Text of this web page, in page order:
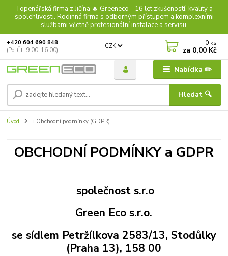
Topenářská firma z Jičína 🔥 Greeneco - 16 let zkušeností, kvality a
spolehlivosti. Rodinná firma s odborným přístupem a komplexními
službami včetně profesionální instalace a servisu.
Nabídka ✏️
CZK
Hledat 🔍
+420 604 690 848
(Po-Čt: 9:00-16:00)
0 ks
za 0,00 Kč
Úvod ℹ︎ Obchodní podmínky (GDPR)
OBCHODNÍ PODMÍNKY a GDPR
společnost s.r.o
Green Eco s.r.o.
se sídlem Petržílkova 2583/13, Stodůlky
(Praha 13), 158 00